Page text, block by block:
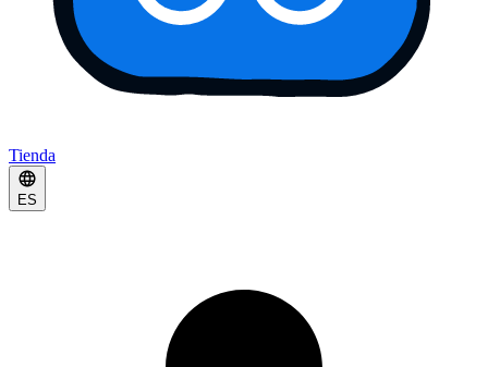
Tienda
ES